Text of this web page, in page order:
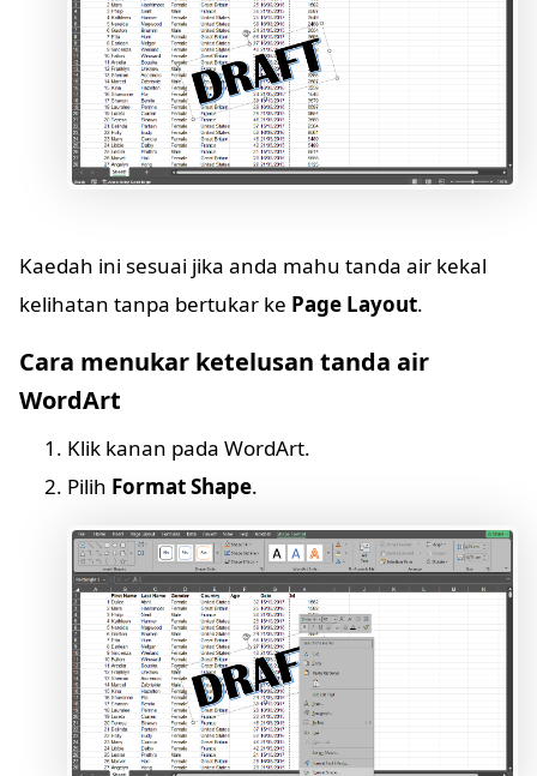
Kaedah ini sesuai jika anda mahu tanda air kekal
kelihatan tanpa bertukar ke Page Layout.
Cara menukar ketelusan tanda air
WordArt
Klik kanan pada WordArt.
Pilih Format Shape.